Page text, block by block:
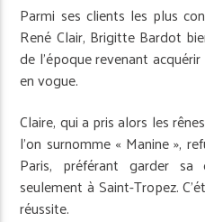
Parmi ses clients les plus
René Clair, Brigitte Bardot
de l’époque revenant
en vogue.
Claire, qui a pris alors les
l’on surnomme « Manine »,
Paris, préférant garder
seulement à Saint-Tropez.
réussite.